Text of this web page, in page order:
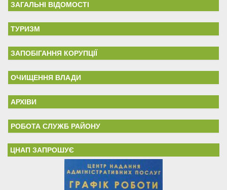
ЗАГАЛЬНІ ВІДОМОСТІ
ТУРИЗМ
ЗАПОБІГАННЯ КОРУПЦІЇ
ОЧИЩЕННЯ ВЛАДИ
АРХІВИ
РОБОТА СЛУЖБ РАЙОНУ
ЦНАП ЗАПРОШУЄ